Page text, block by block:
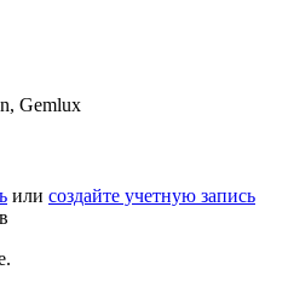
Gemlux
или создайте учетную запись